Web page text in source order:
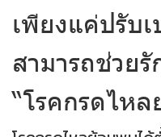
เพียงแค่ปรับ
สามารถช่วย
“โรคกรดไหล